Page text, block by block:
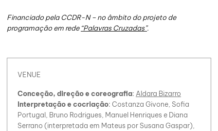
Financiado pela CCDR-N – no âmbito do projeto de
programação em rede “Palavras Cruzadas”.
VENUE
Conceção, direção e coreografia: Aldara Bizarro
Interpretação e cocriação: Costanza Givone, Sofia
Portugal, Bruno Rodrigues, Manuel Henriques e Diana
Serrano (interpretada em Mateus por Susana Gaspar),